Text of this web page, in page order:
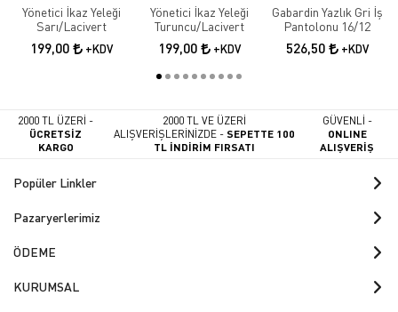
Yönetici İkaz Yeleği
Sarı/Lacivert
199,00 +KDV
Yönetici İkaz Yeleği
Turuncu/Lacivert
199,00 +KDV
Gabardin Yazlık Gri İş
Pantolonu 16/12
526,50 +KDV
2000 TL ÜZERİ -
ÜCRETSİZ
KARGO
2000 TL VE ÜZERİ
ALIŞVERİŞLERİNİZDE -SEPETTE 100
TL İNDİRİM FIRSATI
GÜVENLİ -
ONLINE
ALIŞVERİŞ
Popüler Linkler
Pazaryerlerimiz
ÖDEME
KURUMSAL